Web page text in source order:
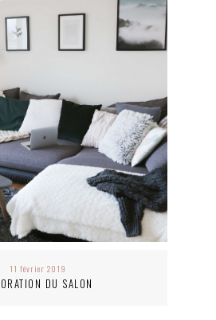
11 février 2019
DU SALON